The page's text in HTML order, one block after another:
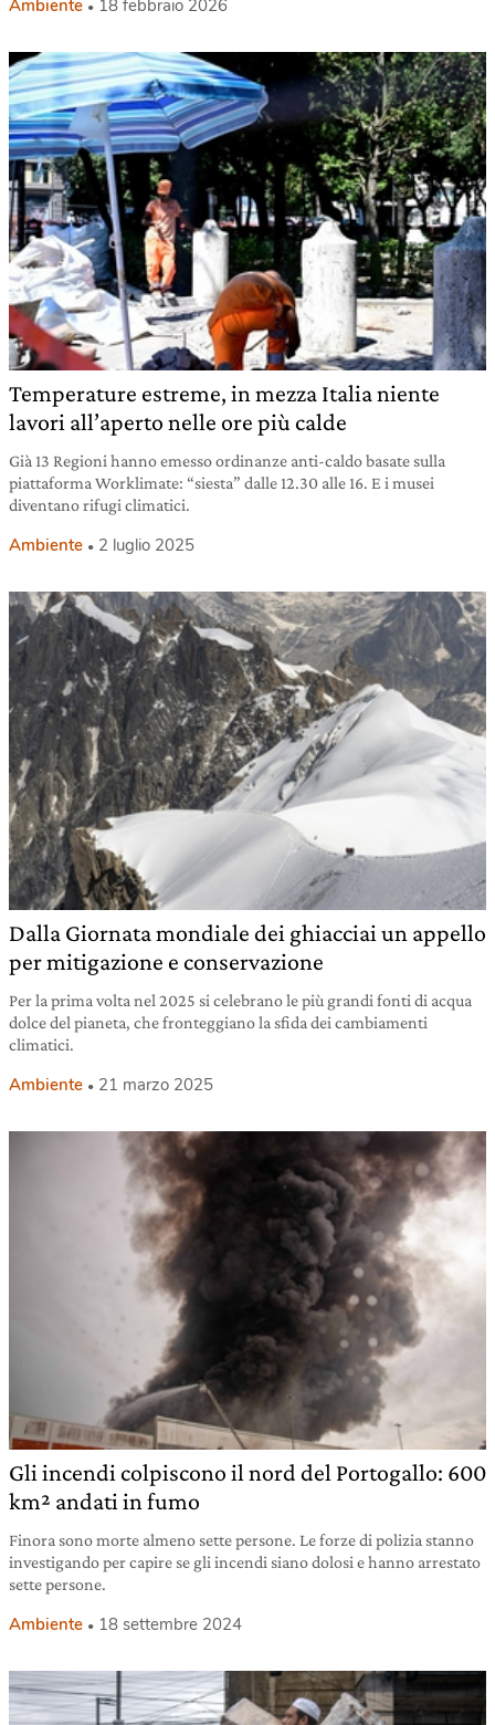
Ambiente 18 febbraio 2026
Temperature estreme, in mezza Italia niente
lavori all’aperto nelle ore più calde
Già 13 Regioni hanno emesso ordinanze anti-caldo basate sulla
piattaforma Worklimate: “siesta” dalle 12.30 alle 16. E i musei
diventano rifugi climatici.
Ambiente 2 luglio 2025
Dalla Giornata mondiale dei ghiacciai un appello
per mitigazione e conservazione
Per la prima volta nel 2025 si celebrano le più grandi fonti di acqua
dolce del pianeta, che fronteggiano la sfida dei cambiamenti
climatici.
Ambiente 21 marzo 2025
Gli incendi colpiscono il nord del Portogallo: 600
km² andati in fumo
Finora sono morte almeno sette persone. Le forze di polizia stanno
investigando per capire se gli incendi siano dolosi e hanno arrestato
sette persone.
Ambiente 18 settembre 2024